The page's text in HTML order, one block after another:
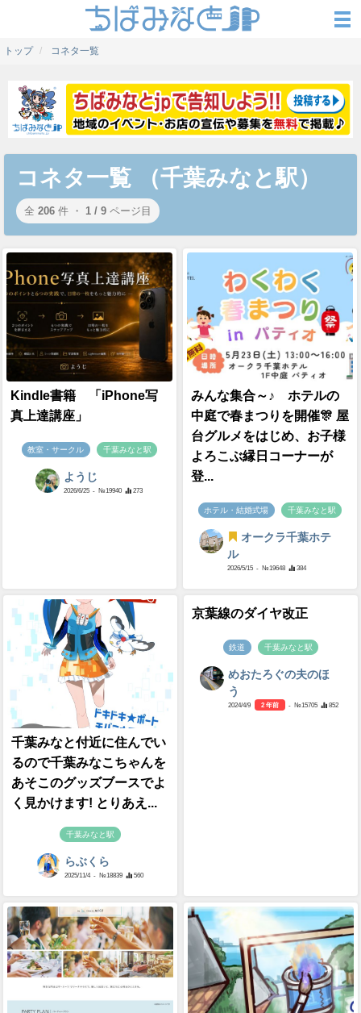
トップ コネタ一覧
コネタ一覧 （千葉みなと駅）
全 206 件 ・ 1 / 9 ページ目
Kindle書籍 「iPhone写
真上達講座」
教室・サークル 千葉みなと駅
ようじ
2026/6/25 - №19940 273
みんな集合～♪ ホテルの
中庭で春まつりを開催🎊 屋
台グルメをはじめ、お子様
よろこぶ縁日コーナーが
登...
ホテル・結婚式場 千葉みなと駅
オークラ千葉ホテ
ル
2026/5/15 - №19648 384
千葉みなと付近に住んでい
るので千葉みなこちゃんを
あそこのグッズブースでよ
く見かけます! とりあえ...
千葉みなと駅
らぶくら
2025/11/4 - №18839 560
京葉線のダイヤ改正
鉄道 千葉みなと駅
めおたろぐの夫のほ
う
2024/4/9 2 年前 - №15705 852